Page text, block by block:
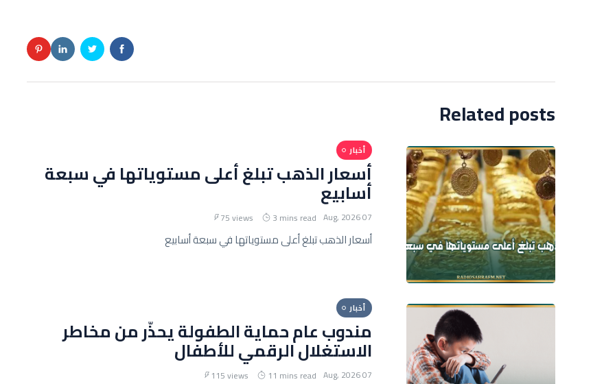
Related posts
أخبار
أسعار الذهب تبلغ أعلى مستوياتها في سبعة
أسابيع
07 Aug, 2026
3 mins read
75 views
أسعار الذهب تبلغ أعلى مستوياتها في سبعة أسابيع
أخبار
مندوب عام حماية الطفولة يحذّر من مخاطر
الاستغلال الرقمي للأطفال
07 Aug, 2026
11 mins read
115 views